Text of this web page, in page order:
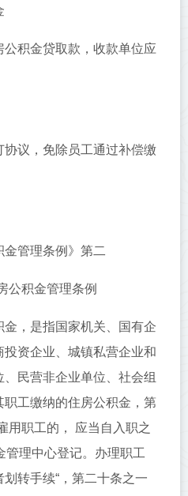
积金贷取款，收款单位应
协议，免除员工通过补偿缴
管理条例》第二
公积金管理条例
，是指国家机关、国有企
资企业、城镇私营企业和
民营非企业单位、社会组
工缴纳的住房公积金，第
用职工的， 应当自入职之
管理中心登记。办理职工
转手续“，第二十条之一